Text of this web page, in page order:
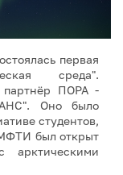
первая
среда".
партнёр ПОРА -
Оно было
студентов,
был открыт
арктическими